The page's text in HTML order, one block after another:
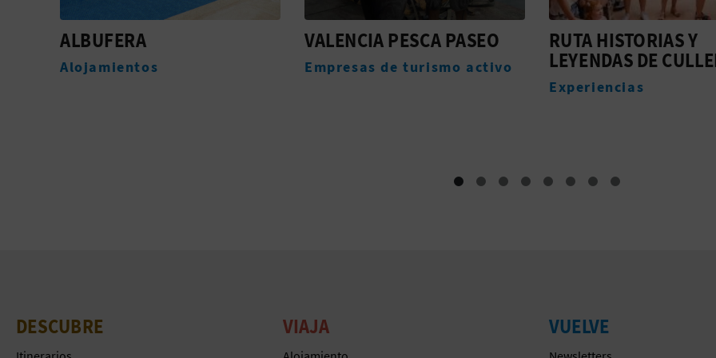
VALENCIA PESCA PASEO
Empresas de turismo activo
RUTA HISTORIAS Y
LEYENDAS DE CULLERA
VIAJE POR EL
UNIVERSO:
EXPLORANDO LOS
MISTERIOS DEL
DESCUBRE VIAJA VUELVE